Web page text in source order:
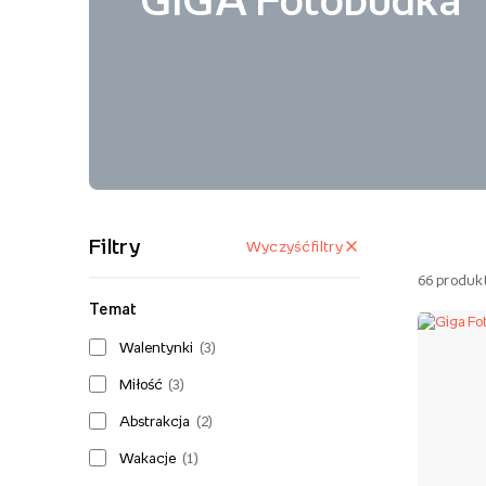
Filtry Wyczyść filtry
Temat
Walentynki (3)
Miłość (3)
Abstrakcja (2)
Wakacje (1)
66